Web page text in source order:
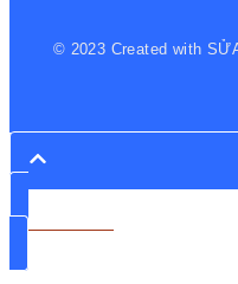
© 2023 Created with
0975 499 286